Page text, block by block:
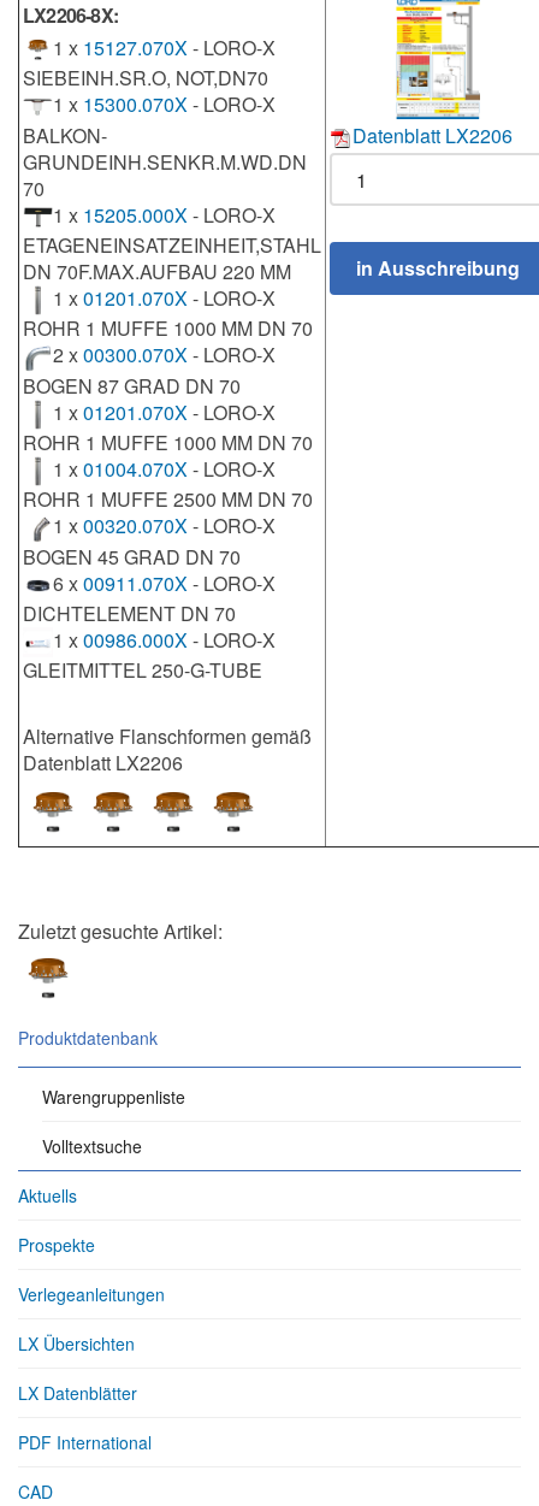
LX2206-8X:
1 x 15127.070X- LORO-X
SIEBEINH.SR.O, NOT,DN70
1 x 15300.070X- LORO-X
BALKON-
GRUNDEINH.SENKR.M.WD.DN
70
1 x 15205.000X- LORO-X
ETAGENEINSATZEINHEIT,STAHL
DN 70F.MAX.AUFBAU 220 MM
1 x01201.070X- LORO-X
ROHR 1 MUFFE 1000 MM DN 70
2 x00300.070X- LORO-X
BOGEN 87 GRAD DN 70
1 x01201.070X - LORO-X
ROHR 1 MUFFE 1000 MM DN 70
1 x01004.070X- LORO-X
ROHR 1 MUFFE 2500 MM DN 70
1 x00320.070X- LORO-X
BOGEN 45 GRAD DN 70
6 x00911.070X - LORO-X
DICHTELEMENT DN 70
1 x00986.000X- LORO-X
GLEITMITTEL 250-G-TUBE
Alternative Flanschformen gemäß
Datenblatt LX2206
Datenblatt LX2206
Zuletzt gesuchte Artikel:
Produktdatenbank
Warengruppenliste
Volltextsuche
Aktuells
Prospekte
Verlegeanleitungen
LX Übersichten
LX Datenblätter
PDF International
CAD